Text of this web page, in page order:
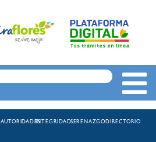
AUTORIDADESINTEGRIDADSERENAZGODIRECTORIO